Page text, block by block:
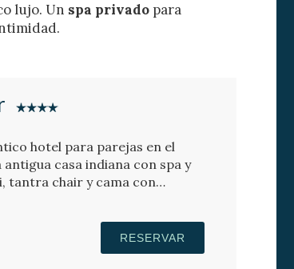
lujo. Un spa privado para
hotel para parejas en el
casa indiana con spa y
tantra chair y cama con
RESERVAR